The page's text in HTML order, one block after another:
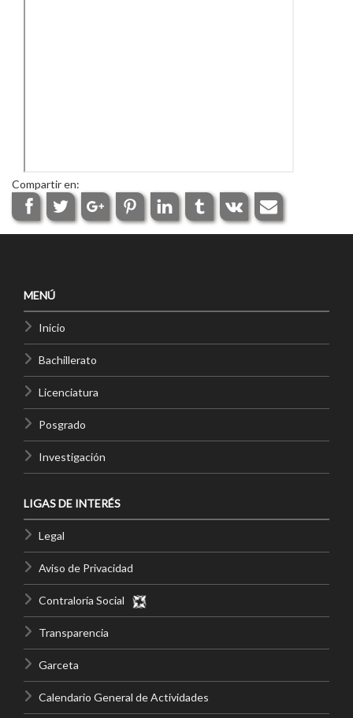
Compartir en:
MENÚ
Inicio
Bachillerato
Licenciatura
Posgrado
Investigación
LIGAS DE INTERÉS
Legal
Aviso de Privacidad
Contraloría Social
Transparencia
Garceta
Calendario General de Actividades